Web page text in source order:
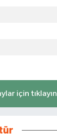
için tıklayın